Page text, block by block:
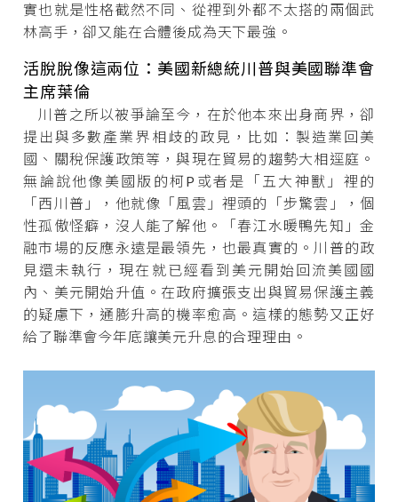
實也就是性格截然不同、從裡到外都不太搭的兩個武
林高手，卻又能在合體後成為天下最強。
活脫脫像這兩位：美國新總統川普與美國聯準會
主席葉倫
川普之所以被爭論至今，在於他本來出身商界，卻
提出與多數產業界相歧的政見，比如：製造業回美
國、關稅保護政策等，與現在貿易的趨勢大相逕庭。
無論說他像美國版的柯P或者是「五大神獸」裡的
「西川普」，他就像「風雲」裡頭的「步驚雲」，個
性孤傲怪癖，沒人能了解他。「春江水暖鴨先知」金
融市場的反應永遠是最領先，也最真實的。川普的政
見還未執行，現在就已經看到美元開始回流美國國
內、美元開始升值。在政府擴張支出與貿易保護主義
的疑慮下，通膨升高的機率愈高。這樣的態勢又正好
給了聯準會今年底讓美元升息的合理理由。